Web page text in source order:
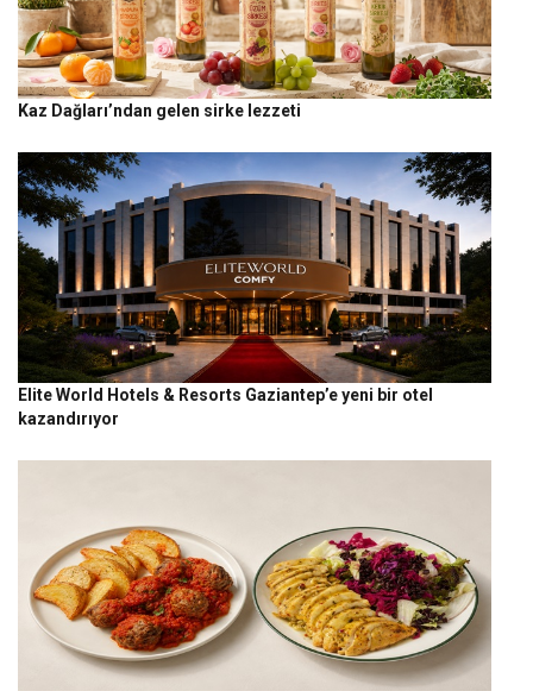
Kaz Dağları’ndan gelen sirke lezzeti
Elite World Hotels & Resorts Gaziantep’e yeni bir otel
kazandırıyor